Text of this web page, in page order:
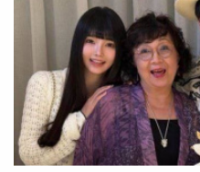
姓婦人，手法極其殘忍。張
囂張，在審理期間還當庭咆
方怒批是「最嚴重的犯罪
官判處張介宗3個死刑。而
至今仍未向死者家屬道歉
張介宗，張被推倒在地，遭
則一擁而上、即時阻止，張